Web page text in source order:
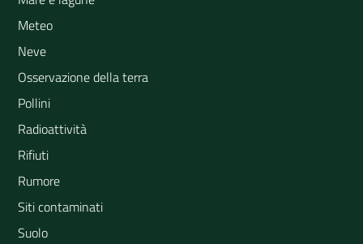
Meteo
Neve
Osservazione della terra
Pollini
Radioattività
Rifiuti
Rumore
Siti contaminati
Suolo